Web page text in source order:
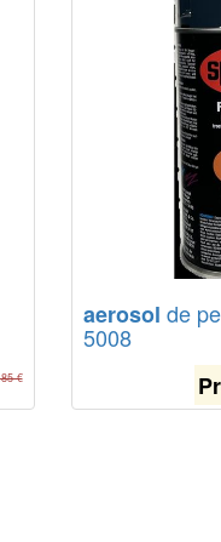
€
aerosol de
5008